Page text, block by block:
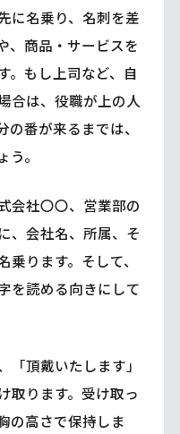
に名乗り、名刺を差
、商品・サービスを
。もし上司など、自
合は、役職が上の人
番が来るまでは、
。
会社〇〇、営業部の
会社名、所属、そ
ります。そして、
を読める向きにして
「頂戴いたします」
取ります。受け取っ
の高さで保持しま